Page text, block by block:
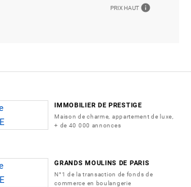
PRIX HAUT info
IMMOBILIER DE PRESTIGE
Maison de charme, appartement de luxe,
+ de 40 000 annonces
GRANDS MOULINS DE PARIS
N°1 de la transaction de fonds de
commerce en boulangerie